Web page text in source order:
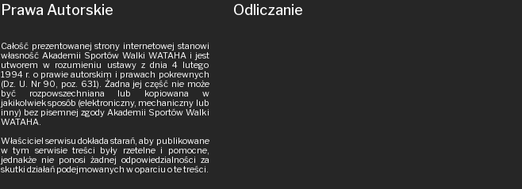
Prawa Autorskie
Całość prezentowanej strony internetowej stanowi
własność Akademii Sportów Walki WATAHA i jest
utworem w rozumieniu ustawy z dnia 4 lutego
1994 r. o prawie autorskim i prawach pokrewnych
(Dz. U. Nr 90, poz. 631). Żadna jej część nie może
być rozpowszechniana lub kopiowana w
jakikolwiek sposób (elektroniczny, mechaniczny lub
inny) bez pisemnej zgody Akademii Sportów Walki
WATAHA.
Właściciel serwisu dokłada starań, aby publikowane
w tym serwisie treści były rzetelne i pomocne,
jednakże nie ponosi żadnej odpowiedzialności za
skutki działań podejmowanych w oparciu o te treści.
Odliczanie